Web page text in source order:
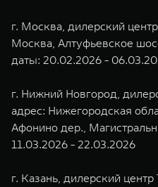
г. Москва, дилерский
Москва, Алтуфьевское
даты: 20.02.2026 -
г. Нижний Новгород,
адрес: Нижегородская
Афонино дер.,
11.03.2026 - 22.03.2026
г. Казань, дилерский